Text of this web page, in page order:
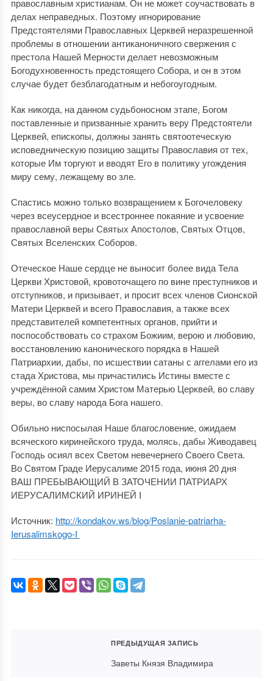
православным христианам. Он не может соучаствовать в
делах неправедных. Поэтому игнорирование
Предстоятелями Православных Церквей неразрешенной
проблемы в отношении антиканоничного свержения с
престола Нашей Мерности делает невозможным
Богодухновенность предстоящего Собора, и он в этом
случае будет безблагодатным и небогоугодным.
Как никогда, на данном судьбоносном этапе, Богом
поставленные и призванные хранить веру Предстоятели
Церквей, епископы, должны занять святоотеческую
исповедническую позицию защиты Православия от тех,
которые Им торгуют и вводят Его в политику угождения
миру сему, лежащему во зле.
Спастись можно только возвращением к Богочеловеку
через всеусердное и всестроннее покаяние и усвоение
православной веры Святых Апостолов, Святых Отцов,
Святых Вселенских Соборов.
Отеческое Наше сердце не выносит более вида Тела
Церкви Христовой, кровоточащего по вине преступников и
отступников, и призывает, и просит всех членов Сионской
Матери Церквей и всего Православия, а также всех
представителей компетентных органов, прийти и
поспособствовать со страхом Божиим, верою и любовию,
восстановлению канонического порядка в Нашей
Патриархии, дабы, по исшествии сатаны с аггелами его из
стада Христова, мы причастились Истины вместе с
учреждённой самим Христом Матерью Церквей, во славу
веры, во славу народа Бога нашего.
Обильно ниспосылая Наше благословение, ожидаем
всяческого киринейского труда, молясь, дабы Живодавец
Господь осиял всех Светом невечернего Своего Света.
Во Святом Граде Иерусалиме 2015 года, июня 20 дня
ВАШ ПРЕБЫВАЮЩИЙ В ЗАТОЧЕНИИ ПАТРИАРХ
ИЕРУСАЛИМСКИЙ ИРИНЕЙ I
Источник: http://kondakov.ws/blog/Poslanie-patriarha-
Ierusalimskogo-I
ПРЕДЫДУЩАЯ ЗАПИСЬ
Заветы Князя Владимира